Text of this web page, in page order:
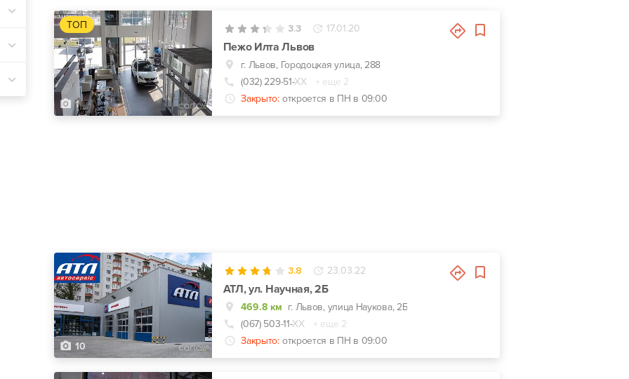
ТОП
1
3.3 17.01.20
Пежо Илта Львов
г. Львов, Городоцкая улица, 288
(032) 229-51-ХХ
+ еще 2
Закрыто: откроется в ПН в 09:00
10
3.8 23.03.22
АТЛ, ул. Научная, 2Б
469.8 км г. Львов, улица Наукова, 2Б
(067) 503-11-ХХ
+ еще 2
Закрыто: откроется в ПН в 09:00